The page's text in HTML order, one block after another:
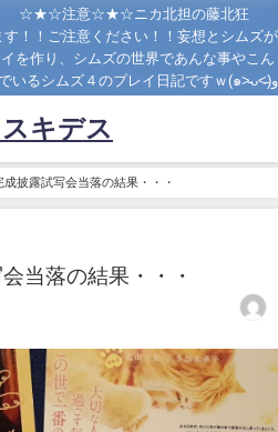
注意☆★☆ニカ北担の藤北狂
を作り、シムズの世界であんな事やこん
な事させてニヤニヤしながら遊んでいるシムズ４のプレイ日記ですｗ(๑˃̵ᴗ˂̵)و
キデス
成披露試写会当落の結果・・・
当落の結果・・・